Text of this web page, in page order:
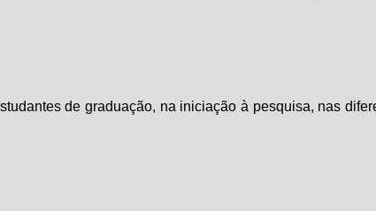
de graduação, na iniciação à pesquisa, nas